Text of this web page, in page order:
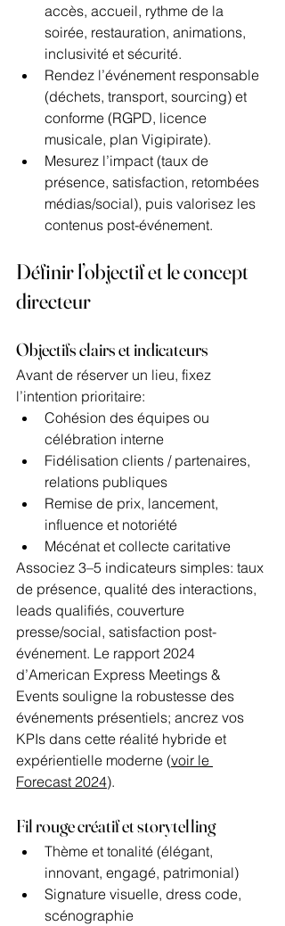
accès, accueil, rythme de la
soirée, restauration, animations,
inclusivité et sécurité.
Rendez l’événement responsable
(déchets, transport, sourcing) et
conforme (RGPD, licence
musicale, plan Vigipirate).
Mesurez l’impact (taux de
présence, satisfaction, retombées
médias/social), puis valorisez les
contenus post-événement.
Définir l’objectif et le concept
directeur
Objectifs clairs et indicateurs
Avant de réserver un lieu, fixez
l’intention prioritaire:
Cohésion des équipes ou
célébration interne
Fidélisation clients / partenaires,
relations publiques
Remise de prix, lancement,
influence et notoriété
Mécénat et collecte caritative
Associez 3–5 indicateurs simples: taux
de présence, qualité des interactions,
leads qualifiés, couverture
presse/social, satisfaction post-
événement. Le rapport 2024
d’American Express Meetings &
Events souligne la robustesse des
événements présentiels; ancrez vos
KPIs dans cette réalité hybride et
expérientielle moderne (voir le
Forecast 2024).
Fil rouge créatif et storytelling
Thème et tonalité (élégant,
innovant, engagé, patrimonial)
Signature visuelle, dress code,
scénographie